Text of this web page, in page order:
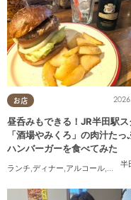
お店
半
昼呑みもできる！JR半田駅ス
「酒場やみくろ」の肉汁たっ
ハンバーガーを食べてみた
ランチ,ディナー,アルコール,パン,